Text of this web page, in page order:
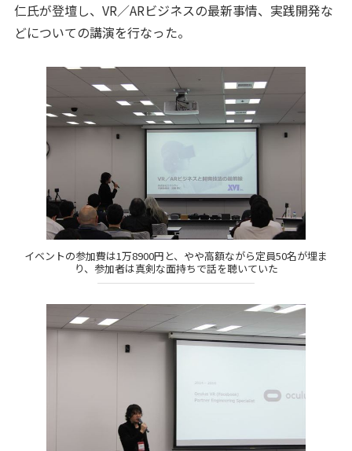
仁氏が登壇し、VR／ARビジネスの最新事情、実践開発な
どについての講演を行なった。
イベントの参加費は1万8900円と、やや高額ながら定員50名が埋ま
り、参加者は真剣な面持ちで話を聴いていた